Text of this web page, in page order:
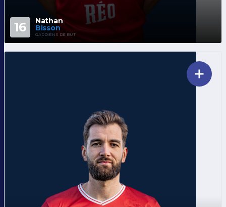
16 Nathan
Bisson
GARDIENS DE BUT